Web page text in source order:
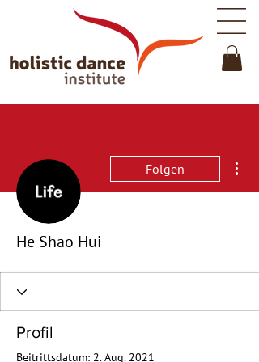
Folgen
He Shao Hui
Profil
Beitrittsdatum: 2. Aug. 2021